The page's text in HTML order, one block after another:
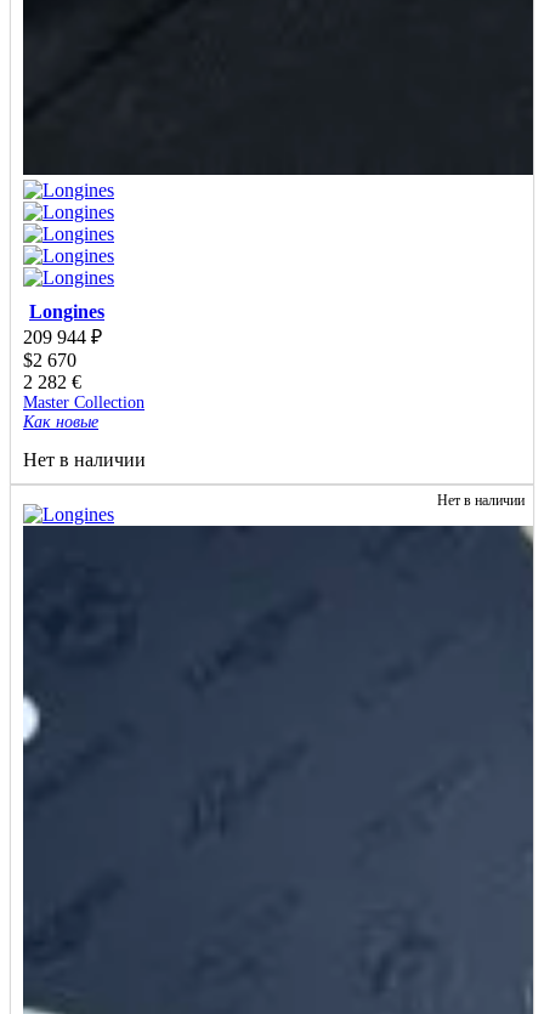
Longines
209 944 ₽
$2 670
2 282 €
Master Collection
Как новые
Нет в наличии
Нет в наличии